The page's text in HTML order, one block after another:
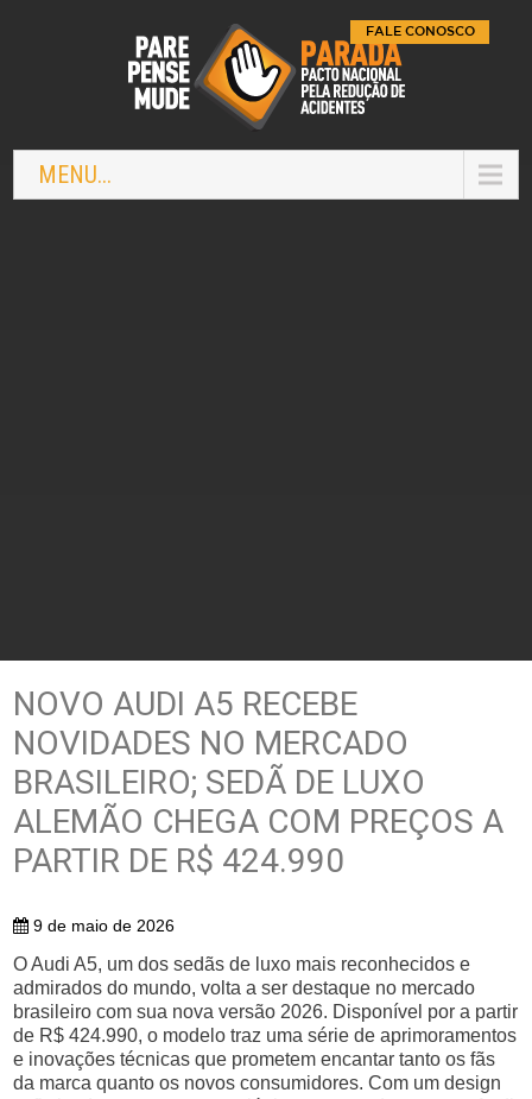
MENU...
FALE CONOSCO
NOVO AUDI A5 RECEBE
NOVIDADES NO MERCADO
BRASILEIRO; SEDÃ DE LUXO
ALEMÃO CHEGA COM PREÇOS A
PARTIR DE R$ 424.990
9 de maio de 2026
O Audi A5, um dos sedãs de luxo mais reconhecidos e
admirados do mundo, volta a ser destaque no mercado
brasileiro com sua nova versão 2026. Disponível por a partir
de R$ 424.990, o modelo traz uma série de aprimoramentos
e inovações técnicas que prometem encantar tanto os fãs
da marca quanto os novos consumidores. Com um design